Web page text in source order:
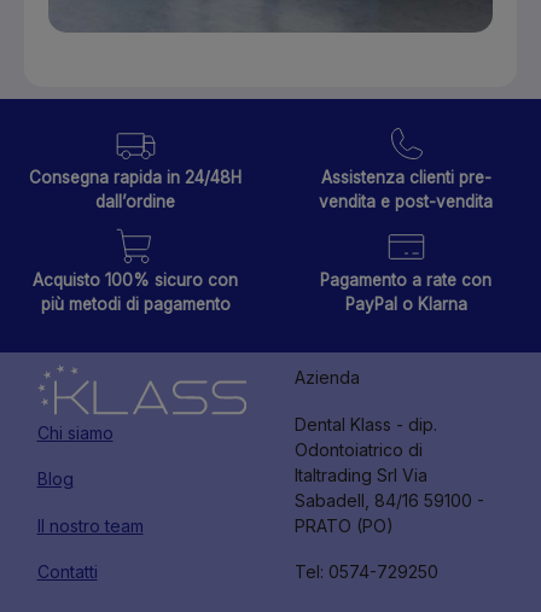
Consegna rapida in 24/48H
dall’ordine
Assistenza clienti pre-
vendita e post-vendita
Acquisto 100% sicuro con
più metodi di pagamento
Pagamento a rate con
PayPal o Klarna
Chi siamo
Blog
Il nostro team
Contatti
Azienda
Dental Klass - dip.
Odontoiatrico di
Italtrading Srl Via
Sabadell, 84/16 59100 -
PRATO (PO)
Tel: 0574-729250